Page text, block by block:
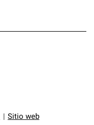
Sitio web